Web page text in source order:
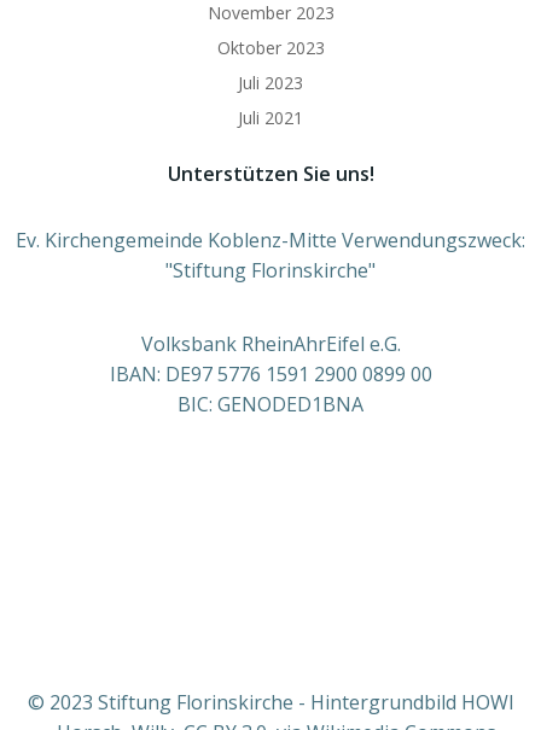
November 2023
Oktober 2023
Juli 2023
Juli 2021
Unterstützen Sie uns!
Ev. Kirchengemeinde Koblenz-Mitte Verwendungszweck:
"Stiftung Florinskirche"
Volksbank RheinAhrEifel e.G.
IBAN: DE97 5776 1591 2900 0899 00
BIC: GENODED1BNA
© 2023 Stiftung Florinskirche - Hintergrundbild HOWI